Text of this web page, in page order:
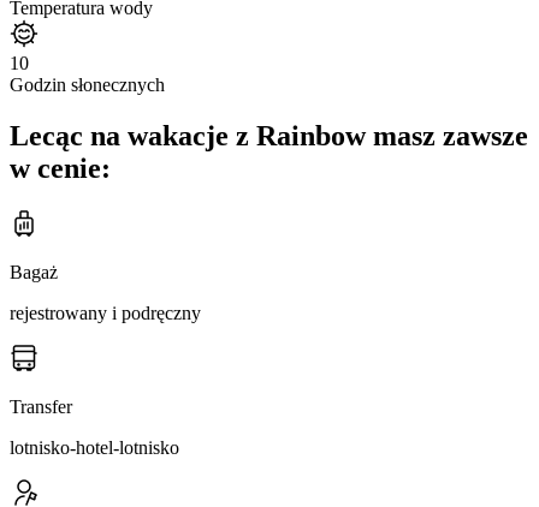
Temperatura wody
10
Godzin słonecznych
Lecąc na wakacje z Rainbow masz zawsze
w cenie:
Bagaż
rejestrowany i podręczny
Transfer
lotnisko-hotel-lotnisko